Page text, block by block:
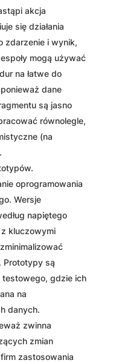
akcja
się działania
zdarzenie i wynik,
mogą używać
na łatwe do
dane
są jasno
równolegle,
(na
oprogramowania
Wersje
napiętego
kluczowymi
Prototypy są
gdzie ich
na
danych.
zwinna
zmian
zastosowania